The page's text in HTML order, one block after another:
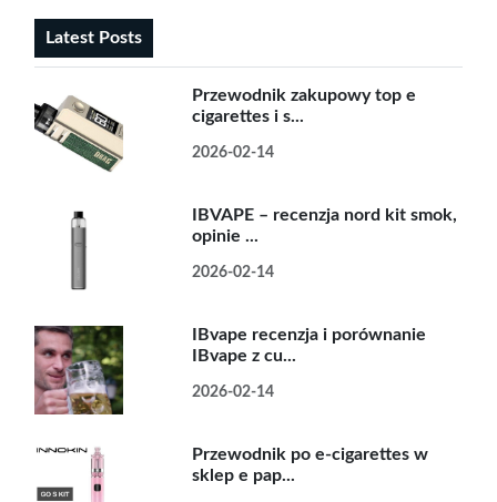
Latest Posts
Przewodnik zakupowy top e
cigarettes i s...
2026-02-14
IBVAPE – recenzja nord kit smok,
opinie ...
2026-02-14
IBvape recenzja i porównanie
IBvape z cu...
2026-02-14
Przewodnik po e-cigarettes w
sklep e pap...